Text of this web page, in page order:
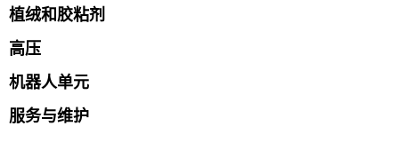
植绒和胶粘剂
高压
机器人单元
服务与维护